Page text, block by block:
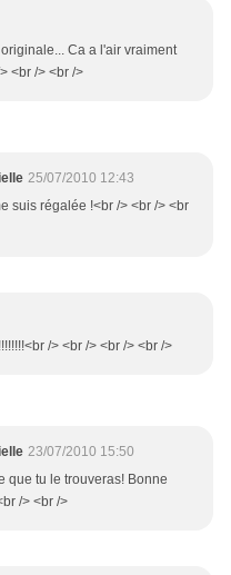
Ca a l'air vraiment
<br /> <br />
25/07/2010 12:43
suis régalée !<br /> <br /> <br
/> <br /> <br /> <br />
23/07/2010 15:50
que tu le trouveras! Bonne
/> <br />